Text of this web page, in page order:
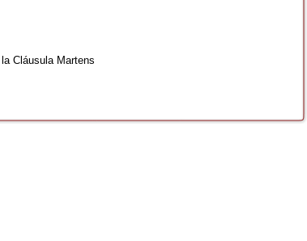
Cláusula Martens